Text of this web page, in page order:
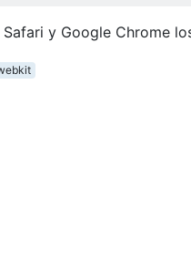
y Google Chrome